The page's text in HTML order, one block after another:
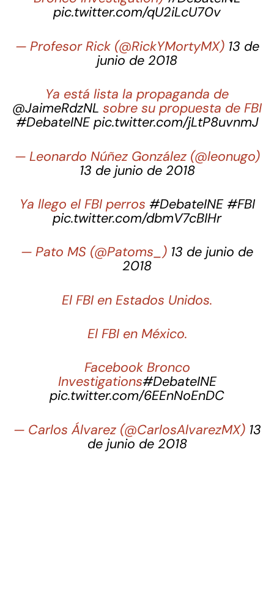
pic.twitter.com/qU2iLcU70v
— Profesor Rick (@RickYMortyMX) 13 de
junio de 2018
Ya está lista la propaganda de
@JaimeRdzNL sobre su propuesta de FBI
#DebateINE pic.twitter.com/jLtP8uvnmJ
— Leonardo Núñez González (@leonugo)
13 de junio de 2018
Ya llego el FBI perros #DebateINE #FBI
pic.twitter.com/dbmV7cBIHr
— Pato MS (@Patoms_) 13 de junio de
2018
El FBI en Estados Unidos.
El FBI en México.
Facebook Bronco
Investigations#DebateINE
pic.twitter.com/6EEnNoEnDC
— Carlos Álvarez (@CarlosAlvarezMX) 13
de junio de 2018